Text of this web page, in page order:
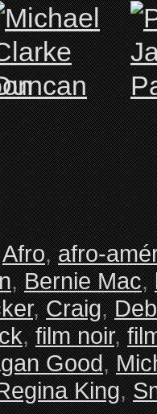
Afro,afro-
,Bernie Mac,
,Craig,
,film noir,
Good,
King,